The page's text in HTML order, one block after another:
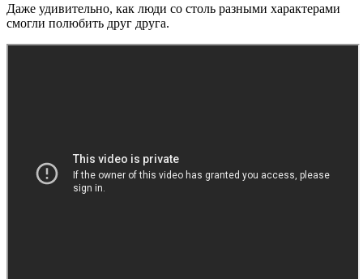
Даже удивительно, как люди со столь разными характерами
смогли полюбить друг друга.